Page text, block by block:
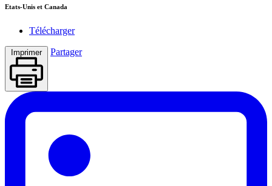
Etats-Unis et Canada
Télécharger
Imprimer Partager